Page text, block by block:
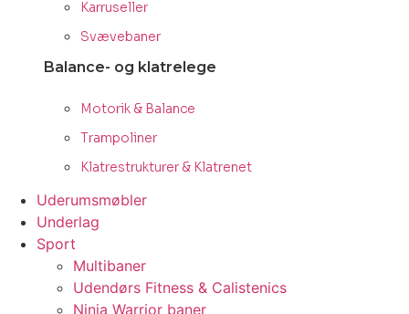
Karruseller
Svævebaner
Balance- og klatrelege
Motorik & Balance
Trampoliner
Klatrestrukturer & Klatrenet
Uderumsmøbler
Underlag
Sport
Multibaner
Udendørs Fitness & Calistenics
Ninja Warrior baner